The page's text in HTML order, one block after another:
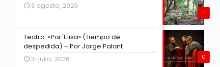
1
3 agosto, 2026
0
Teatro. «Par´Elisa» (Tiempo de
despedida) – Por Jorge Palant
31 julio, 2026